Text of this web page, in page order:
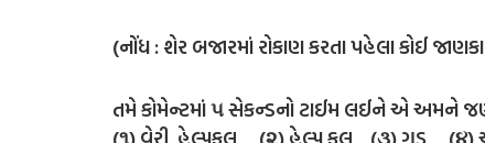
(નોંધ : શેર બજારમાં રોકાણ કરતા પહેલા કોઈ
તમે કોમેન્ટમાં ૫ સેકન્ડનો ટાઈમ લઈને એ અમને